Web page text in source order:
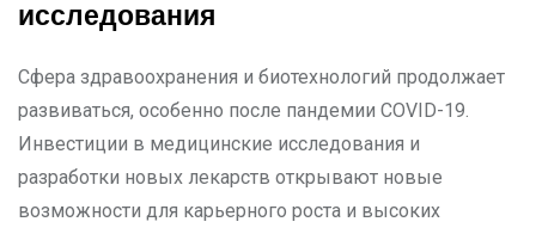
исследования
Сфера здравоохранения и биотехнологий продолжает
развиваться, особенно после пандемии COVID-19.
Инвестиции в медицинские исследования и
разработки новых лекарств открывают новые
возможности для карьерного роста и высоких